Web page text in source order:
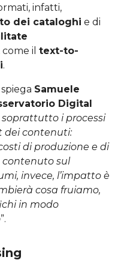
infatti,
dei cataloghi e di
come il text-to-
.
spiega Samuele
Digital
i processi
dei contenuti:
di produzione e di
sul
invece, l’impatto è
cosa fruiamo,
in modo
”.